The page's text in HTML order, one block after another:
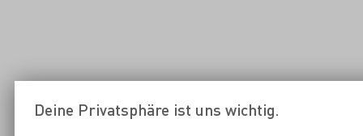
Deine Privatsphäre ist uns wichtig.